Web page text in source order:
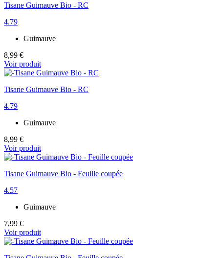
Tisane Guimauve Bio - RC
4.79
Guimauve
8,99 €
Voir produit
Tisane Guimauve Bio - RC
4.79
Guimauve
8,99 €
Voir produit
Tisane Guimauve Bio - Feuille coupée
4.57
Guimauve
7,99 €
Voir produit